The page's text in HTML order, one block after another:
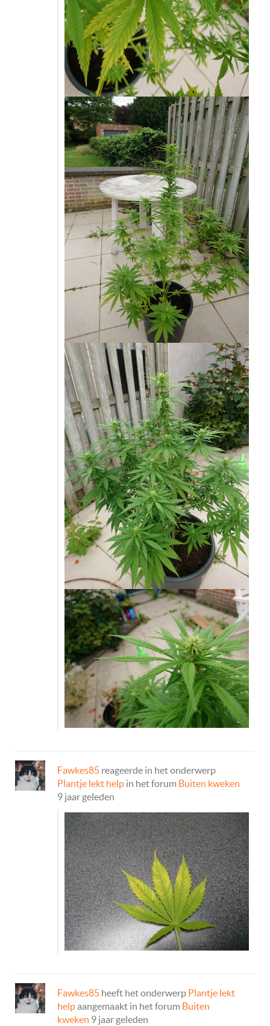
Fawkes85 reageerde in het onderwerp
Plantje lekt help in het forum Buiten kweken
9 jaar geleden
Fawkes85 heeft het onderwerp Plantje lekt
helpaangemaakt in het forum Buiten
kweken 9 jaar geleden